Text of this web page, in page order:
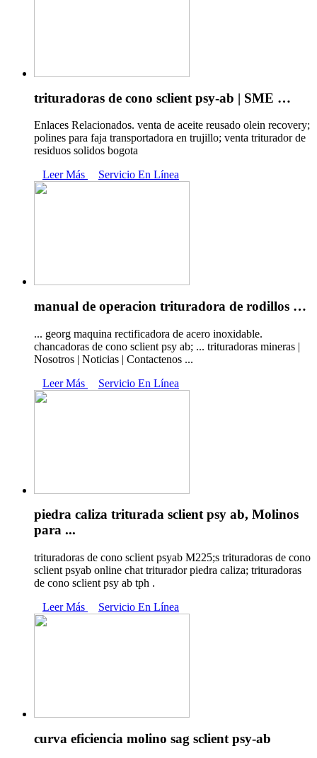
trituradoras de cono sclient psy-ab | SME …
Enlaces Relacionados. venta de aceite reusado olein recovery;
polines para faja transportadora en trujillo; venta triturador de
residuos solidos bogota
Leer Más
Servicio En Línea
manual de operacion trituradora de rodillos …
... georg maquina rectificadora de acero inoxidable.
chancadoras de cono sclient psy ab; ... trituradoras mineras |
Nosotros | Noticias | Contactenos ...
Leer Más
Servicio En Línea
piedra caliza triturada sclient psy ab, Molinos
para ...
trituradoras de cono sclient psyab M225;s trituradoras de cono
sclient psyab online chat triturador piedra caliza; trituradoras
de cono sclient psy ab tph .
Leer Más
Servicio En Línea
curva eficiencia molino sag sclient psy-ab